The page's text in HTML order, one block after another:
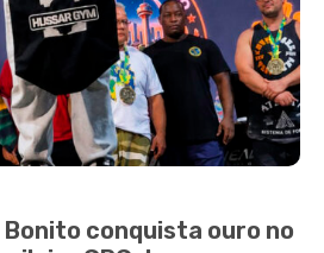
conquista ouro no